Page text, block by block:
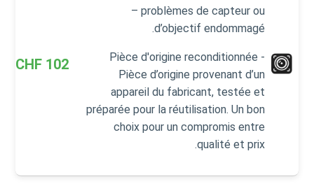
– problèmes de capteur ou
d’objectif endommagé.
Pièce d'origine reconditionnée -
Pièce d’origine provenant d’un
appareil du fabricant, testée et
préparée pour la réutilisation. Un bon
choix pour un compromis entre
qualité et prix.
102